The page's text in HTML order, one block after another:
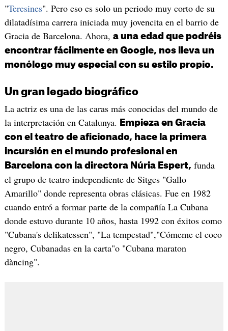
"Teresines". Pero eso es solo un periodo muy corto de su
dilatadísima carrera iniciada muy jovencita en el barrio de
Gracia de Barcelona. Ahora, a una edad que podréis
encontrar fácilmente en Google, nos lleva un
monólogo muy especial con su estilo propio.
Un gran legado biográfico
La actriz es una de las caras más conocidas del mundo de
la interpretación en Catalunya.
Empieza en Gracia
con el teatro de aficionado, hace la primera
incursión en el mundo profesional en
Barcelona con la directora Núria Espert, funda
el grupo de teatro independiente de Sitges "Gallo
Amarillo" donde representa obras clásicas. Fue en 1982
cuando entró a formar parte de la compañía La Cubana
donde estuvo durante 10 años, hasta 1992 con éxitos como
"Cubana's delikatessen", "La tempestad","Cómeme el coco
negro, Cubanadas en la carta"o "Cubana maraton
dàncing".